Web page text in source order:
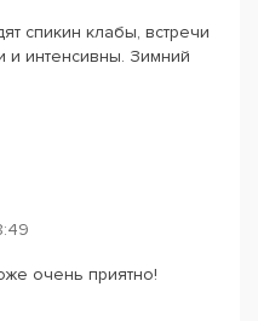
спикин клабы, встречи
и интенсивны. Зимний
очень приятно!